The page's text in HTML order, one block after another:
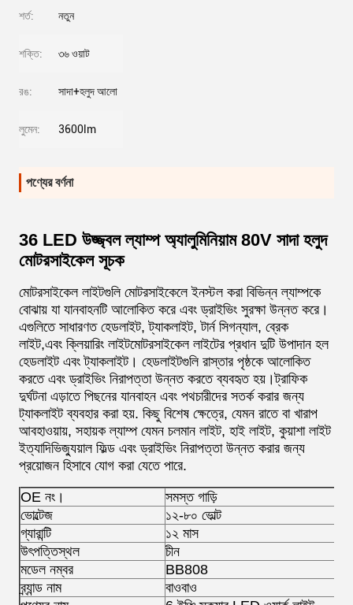
শর্ত: নতুন
শক্তি: ৩৬ ওয়াট
রঙ: সাদা+হলুদ আলো
লুমেন: 3600lm
পণ্যের বর্ণনা
36 LED উজ্জ্বল ল্যাম্প অ্যালুমিনিয়াম 80V সাদা হলুদ
মোটরসাইকেল সূচক
মোটরসাইকেল লাইটগুলি মোটরসাইকেলে ইনস্টল করা বিভিন্ন ল্যাম্পকে
বোঝায় যা যানবাহনটি আলোকিত করে এবং ড্রাইভিং সুরক্ষা উন্নত করে।
এগুলিতে সাধারণত হেডলাইট, ট্যাকলাইট, টার্ন সিগন্যাল, ব্রেক
লাইট,এবং ক্লিয়ারিং লাইটমোটরসাইকেল লাইটের প্রধান দুটি উপাদান হল
হেডলাইট এবং ট্যাকলাইট। হেডলাইটগুলি রাস্তার পৃষ্ঠকে আলোকিত
করতে এবং ড্রাইভিং নিরাপত্তা উন্নত করতে ব্যবহৃত হয়।ট্রাফিক
দুর্ঘটনা এড়াতে পিছনের যানবাহন এবং পথচারীদের সতর্ক করার জন্য
ট্যাকলাইট ব্যবহার করা হয়. কিছু বিশেষ ক্ষেত্রে, যেমন রাতে বা খারাপ
আবহাওয়ায়, সহায়ক ল্যাম্প যেমন চলমান লাইট, হাই লাইট, কুয়াশা লাইট
ইত্যাদিভিজ্যুয়াল ফিল্ড এবং ড্রাইভিং নিরাপত্তা উন্নত করার জন্য
প্রয়োজন হিসাবে যোগ করা যেতে পারে.
OE নং।
সমস্ত গাড়ি
ভোল্টেজ
১২-৮০ ভোল্ট
গ্যারান্টি
১২ মাস
উৎপত্তিস্থল
চীন
মডেল নম্বর
BB808
ব্র্যান্ড নাম
বাওবাও